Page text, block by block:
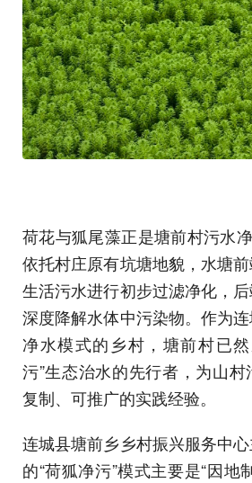
荷花与狐尾藻正是塘前村污水净
依托村庄原有坑塘地貌，水塘
生活污水进行初步过滤净化，
深度降解水体中污染物。作为
净水模式的乡村，塘前村已
污”生态治水的先行者，为山
复制、可推广的实践经验。
连城县塘前乡乡村振兴服务中
的“荷狐净污”模式主要是“因地